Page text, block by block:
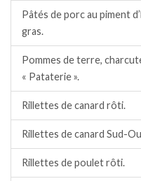
Pâtés de porc au piment
gras.
Pommes de terre,
« Pataterie ».
Rillettes de canard rôti.
Rillettes de canard Sud-
Rillettes de poulet rôti.